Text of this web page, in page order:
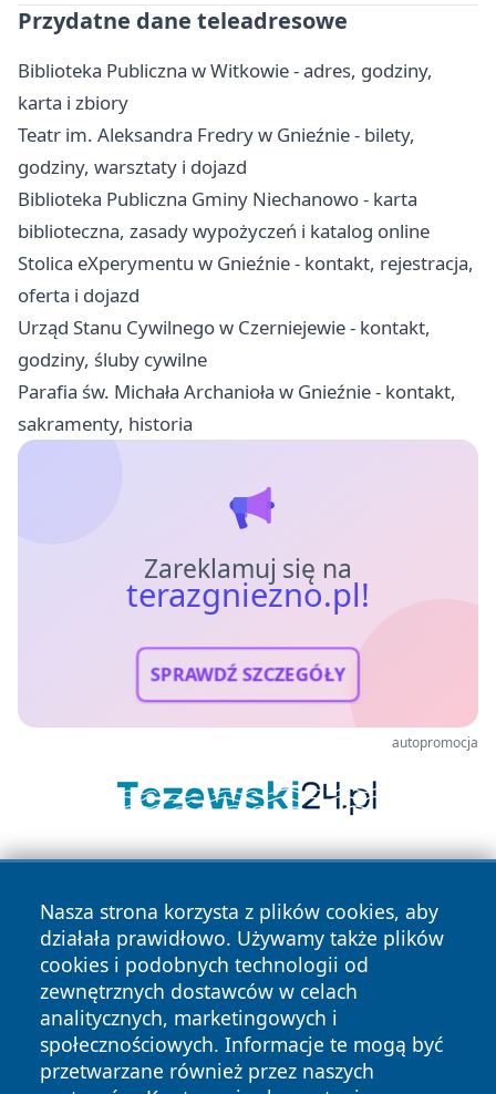
Przydatne dane teleadresowe
Biblioteka Publiczna w Witkowie - adres, godziny,
karta i zbiory
Teatr im. Aleksandra Fredry w Gnieźnie - bilety,
godziny, warsztaty i dojazd
Biblioteka Publiczna Gminy Niechanowo - karta
biblioteczna, zasady wypożyczeń i katalog online
Stolica eXperymentu w Gnieźnie - kontakt, rejestracja,
oferta i dojazd
Urząd Stanu Cywilnego w Czerniejewie - kontakt,
godziny, śluby cywilne
Parafia św. Michała Archanioła w Gnieźnie - kontakt,
sakramenty, historia
Zareklamuj się na
terazgniezno.pl!
SPRAWDŹ SZCZEGÓŁY
autopromocja
Nasza strona korzysta z plików cookies, aby
działała prawidłowo. Używamy także plików
cookies i podobnych technologii od
zewnętrznych dostawców w celach
analitycznych, marketingowych i
społecznościowych. Informacje te mogą być
przetwarzane również przez naszych
Copyright © 2026 terazgniezno.pl Wszystkie prawa
zastrzeżone.